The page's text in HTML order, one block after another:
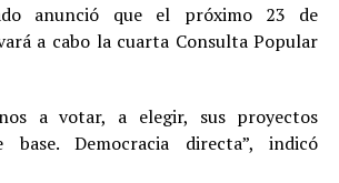
anunció que el próximo 23 de
a cabo la cuarta Consulta Popular
a votar, a elegir, sus proyectos
base. Democracia directa”, indicó